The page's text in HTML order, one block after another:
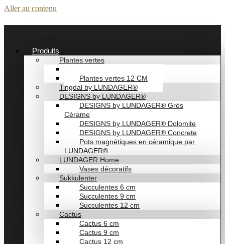
Aller au contenu
Produits
Plantes vertes
Plantes vertes 12 CM
Tingdal by LUNDAGER®
DESIGNS by LUNDAGER®
DESIGNS by LUNDAGER® Grès
Cérame
DESIGNS by LUNDAGER® Dolomite
DESIGNS by LUNDAGER® Concrete
Pots magnétiques en céramique par
LUNDAGER®
LUNDAGER Home
Vases décoratifs
Sukkulenter
Succulentes 6 cm
Succulentes 9 cm
Succulentes 12 cm
Cactus
Cactus 6 cm
Cactus 9 cm
Cactus 12 cm